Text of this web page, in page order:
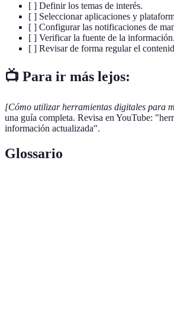
[ ] Definir los temas de interés.
[ ] Seleccionar aplicaciones y
[ ] Configurar las notificaciones de
[ ] Verificar la fuente de la información.
[ ] Revisar de forma regular el
📺 Para ir más lejos:
[Cómo utilizar herramientas digitales para
una guía completa. Revisa en YouTube:
información actualizada".
Glossario